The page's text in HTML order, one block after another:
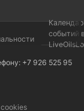
событий
+7 926 525 95